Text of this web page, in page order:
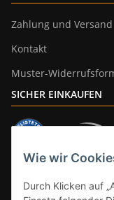
Wie wir
Durch Klicken auf
Zahlung und Versand
Kontakt
Muster-
SICHER EINKAUFEN